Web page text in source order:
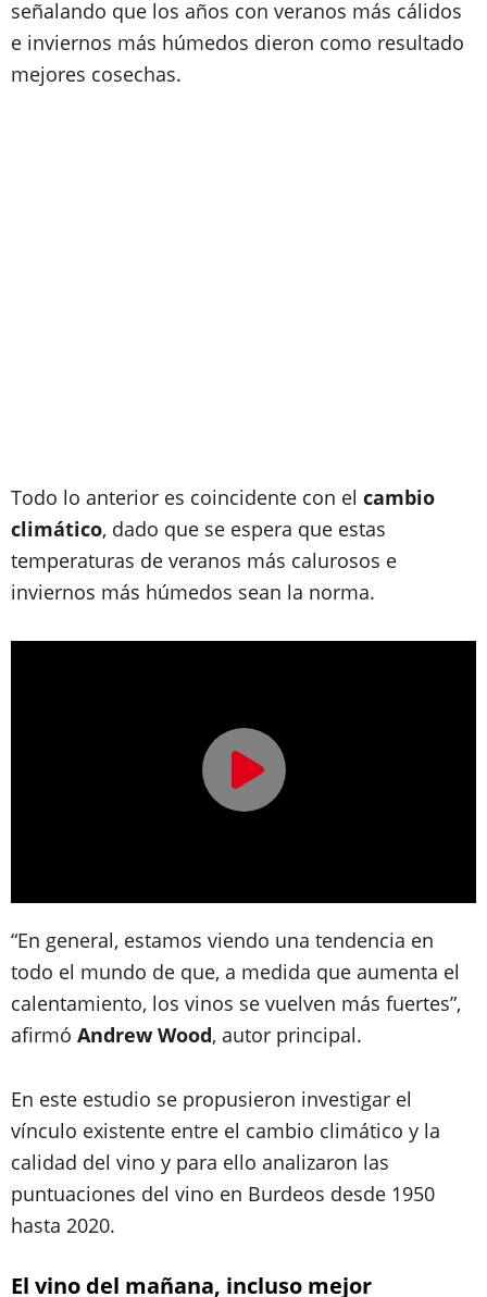
señalando que los años con veranos más cálidos
e inviernos más húmedos dieron como resultado
mejores cosechas.
Todo lo anterior es coincidente con el cambio
climático, dado que se espera que estas
temperaturas de veranos más calurosos e
inviernos más húmedos sean la norma.
“En general, estamos viendo una tendencia en
todo el mundo de que, a medida que aumenta el
calentamiento, los vinos se vuelven más fuertes”,
afirmó Andrew Wood, autor principal.
En este estudio se propusieron investigar el
vínculo existente entre el cambio climático y la
calidad del vino y para ello analizaron las
puntuaciones del vino en Burdeos desde 1950
hasta 2020.
El vino del mañana, incluso mejor